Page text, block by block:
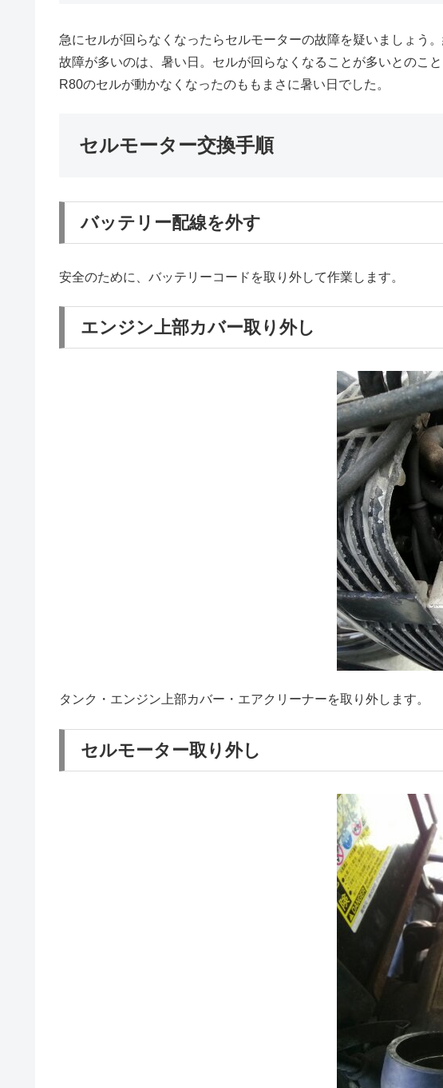
急にセルが回らなくなったらセルモーターの故障を疑いましょう
故障が多いのは、暑い日。セルが回らなくなることが多いとのこと
R80のセルが動かなくなったのももまさに暑い日でした。
セルモーター交換手順
バッテリー配線を外す
安全のために、バッテリーコードを取り外して作業します。
エンジン上部カバー取り外し
タンク・エンジン上部カバー・エアクリーナーを取り外します。
セルモーター取り外し